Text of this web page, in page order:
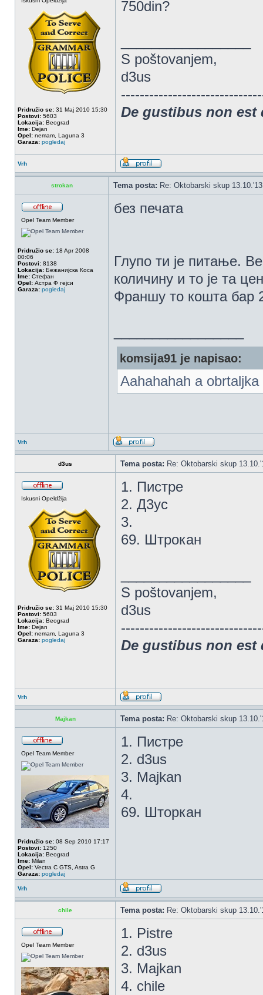
Pridružio se: 31 Maj 2010 15:30
Postovi: 5603
Lokacija: Beograd
Ime: Dejan
Opel: nemam, Laguna 3
Garaza: pogledaj
750din?
S poštovanjem,
d3us
De gustibus non est
Vrh
strokan Tema posta: Re: Oktobarski skup
Opel Team Member
Pridružio se: 18 Apr 2008
00:06
Postovi: 8138
Lokacija: Бежанијска Коса
Ime: Стефан
Opel: Астра Ф гејси
Garaza: pogledaj
без печата
Глупо ти је питање.
количину и то је та
Франшу то кошта бар
komsija91 je napisao:
Aahahahah a
Vrh
d3us Tema posta: Re: Oktobarski skup
Iskusni Opeldžija
Pridružio se: 31 Maj 2010 15:30
Postovi: 5603
Lokacija: Beograd
Ime: Dejan
Opel: nemam, Laguna 3
Garaza: pogledaj
1. Пистре
2. Д3ус
3.
69. Штрокан
S poštovanjem,
d3us
De gustibus non est
Vrh
Majkan Tema posta: Re: Oktobarski skup
Opel Team Member
Pridružio se: 08 Sep 2010 17:17
Postovi: 1250
Lokacija: Beograd
Ime: Milan
Opel: Vectra C GTS, Astra G
Garaza: pogledaj
1. Пистре
2. d3us
3. Majkan
4.
69. Шторкан
Vrh
chile Tema posta: Re: Oktobarski skup
Opel Team Member
1. Pistre
2. d3us
3. Majkan
4. chile